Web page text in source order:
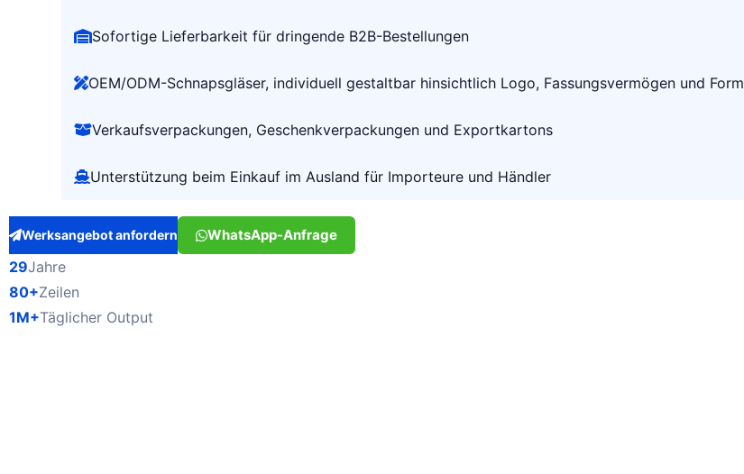
Sofortige Lieferbarkeit für dringende B2B-Bestellungen
OEM/ODM-Schnapsgläser, individuell gestaltbar hinsichtlich Logo, Fassungsvermögen und Form
Verkaufsverpackungen, Geschenkverpackungen und Exportkartons
Unterstützung beim Einkauf im Ausland für Importeure und Händler
Werksangebot anfordern WhatsApp-Anfrage
29Jahre
80+Zeilen
1M+Täglicher Output